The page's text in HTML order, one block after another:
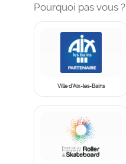
Pourquoi pas vous ?
Ville d’Aix-les-Bains